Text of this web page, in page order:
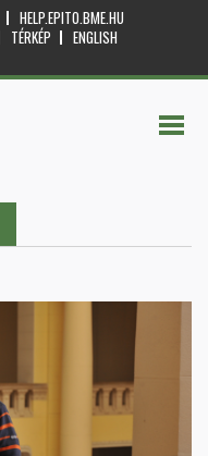
HELP.EPITO.BME.HU
TÉRKÉP
ENGLISH